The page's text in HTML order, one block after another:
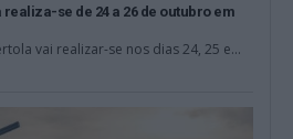
se de 24 a 26 de outubro em
vai realizar-se nos dias 24, 25 e...